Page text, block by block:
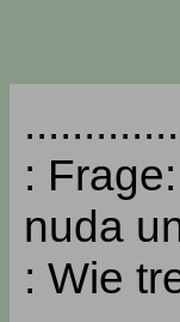
:
nuda
: Wie